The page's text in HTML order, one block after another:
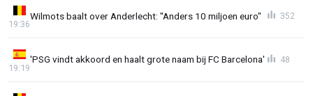
Wilmots baalt over Anderlecht: "Anders 10 miljoen euro"
19:36
352
'PSG vindt akkoord en haalt grote naam bij FC Barcelona'
19:19
48